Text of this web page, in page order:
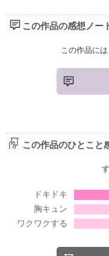
この作品の感想ノー
この作品に
この作品のひとこと